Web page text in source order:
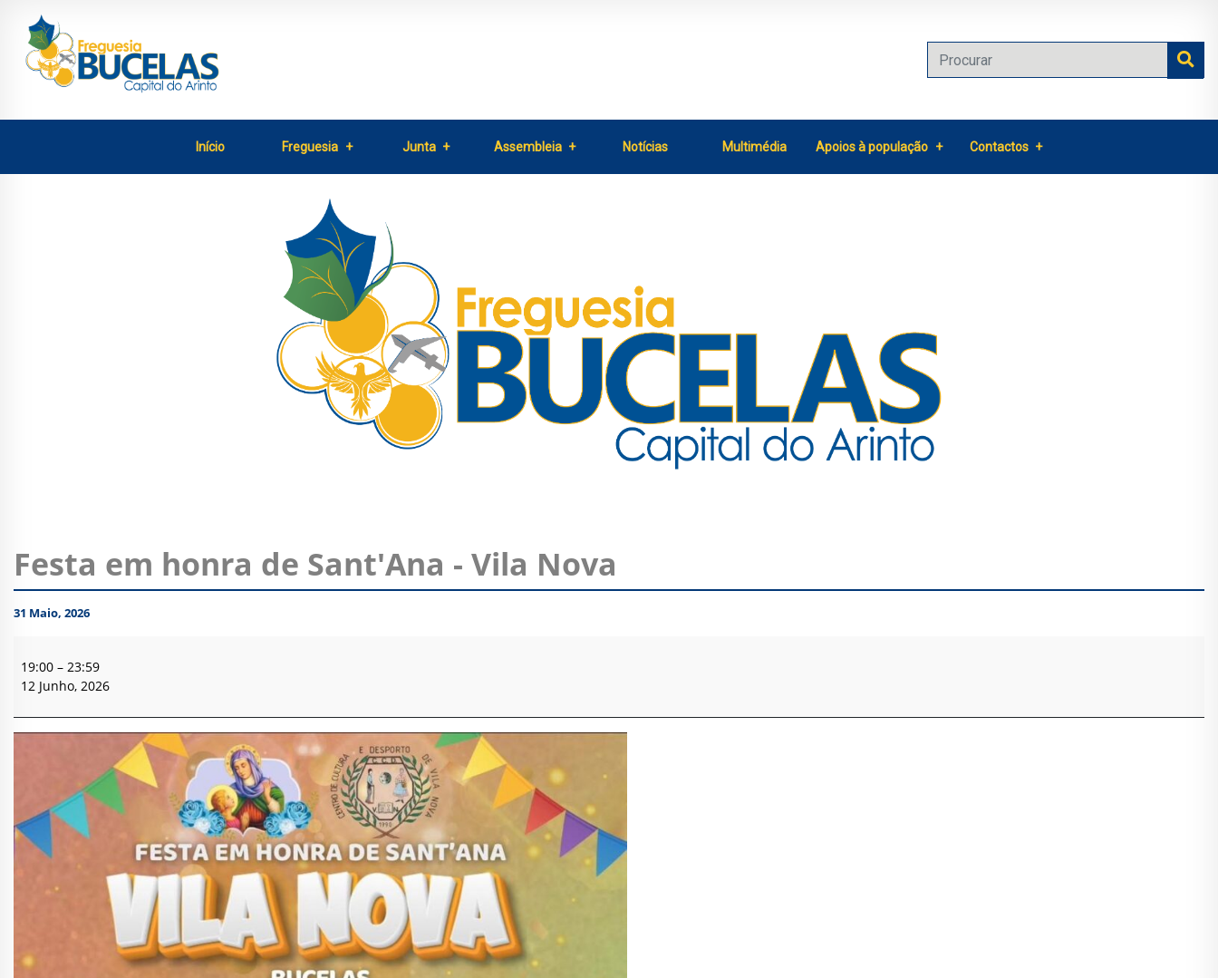
Início Freguesia Junta Assembleia Notícias Multimédia Apoios à população Contactos
Festa em honra de Sant'Ana - Vila Nova
31 Maio, 2026
em
honra
Sant'Ana
19:00 – 23:59
12 Junho, 2026